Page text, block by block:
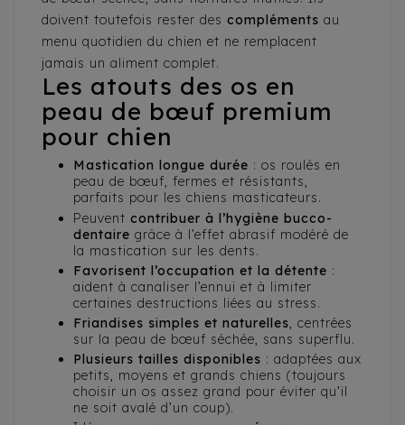
doivent toutefois rester des compléments au
menu quotidien du chien et ne remplacent
jamais un aliment complet.
Les atouts des os en
peau de bœuf premium
pour chien
Mastication longue durée : os roulés en
peau de bœuf, fermes et résistants,
parfaits pour les chiens masticateurs.
Peuvent contribuer à l’hygiène bucco-
dentaire grâce à l’effet abrasif modéré de
la mastication sur les dents.
Favorisent l’occupation et la détente :
aident à canaliser l’ennui et à limiter
certaines destructions liées au stress.
Friandises simples et naturelles, centrées
sur la peau de bœuf séchée, sans superflu.
Plusieurs tailles disponibles : adaptées aux
petits, moyens et grands chiens (toujours
choisir un os assez grand pour éviter qu’il
ne soit avalé d’un coup).